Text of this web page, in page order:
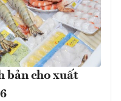
bản cho xuất